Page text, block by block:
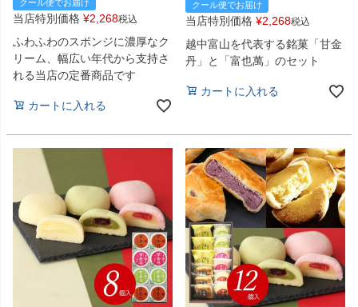
クール便でお届け
当店特別価格 ¥2,268税込
ふわふわのスポンジに濃厚なク
リーム、幅広い年代から支持さ
れる当店の定番商品です
カートに入れる
クール便でお届け
当店特別価格 ¥2,268税込
越中富山を代表する銘菓「甘金
丹」と「富也萬」のセット
カートに入れる